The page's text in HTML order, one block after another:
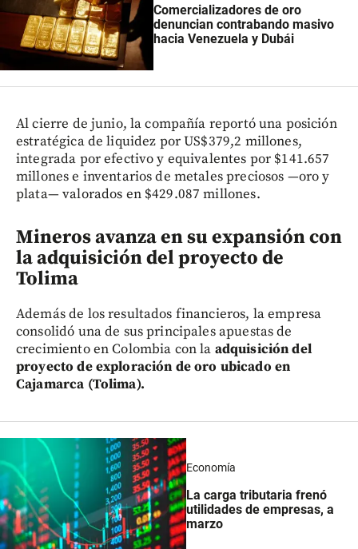
Comercializadores de oro
denuncian contrabando masivo
hacia Venezuela y Dubái
Al cierre de junio, la compañía reportó una posición
estratégica de liquidez por US$379,2 millones,
integrada por efectivo y equivalentes por $141.657
millones e inventarios de metales preciosos —oro y
plata— valorados en $429.087 millones.
Mineros avanza en su expansión con
la adquisición del proyecto de
Tolima
Además de los resultados financieros, la empresa
consolidó una de sus principales apuestas de
crecimiento en Colombia con la adquisición del
proyecto de exploración de oro ubicado en
Cajamarca (Tolima).
Economía
La carga tributaria frenó
utilidades de empresas, a
marzo